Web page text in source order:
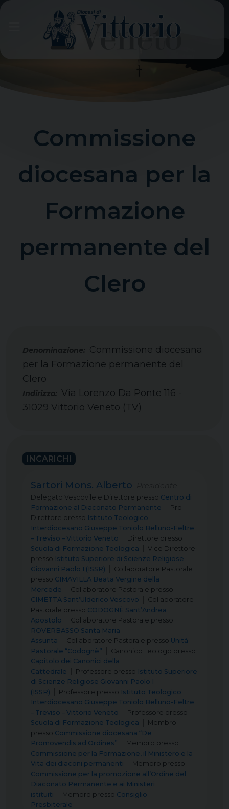
Commissione
diocesana per la
Formazione
permanente del
Clero
Commissione diocesana
per la Formazione permanente del
Clero
Indirizzo: Via Lorenzo Da Ponte 116 -
31029 Vittorio Veneto (TV)
INCARICHI
Sartori Mons. Alberto
Delegato Vescovile e Direttore presso Centro di
Formazione al Diaconato Permanente
Pro
Direttore presso Istituto Teologico
Interdiocesano Giuseppe Toniolo Belluno-Feltre
– Treviso – Vittorio Veneto
Direttore presso
Scuola di Formazione Teologica
Vice Direttore
presso Istituto Superiore di Scienze Religiose
Giovanni Paolo I (ISSR)
Collaboratore Pastorale
presso CIMAVILLA Beata Vergine della
Mercede
Collaboratore Pastorale presso
CIMETTA Sant’Ulderico Vescovo
Collaboratore
Pastorale presso CODOGNÈ Sant’Andrea
Apostolo
Collaboratore Pastorale presso
ROVERBASSO Santa Maria
Assunta
Collaboratore Pastorale presso Unità
Pastorale “Codognè”
Canonico Teologo presso
Capitolo dei Canonici della
Cattedrale
Professore presso Istituto Superiore
di Scienze Religiose Giovanni Paolo I
(ISSR)
Professore presso Istituto Teologico
Interdiocesano Giuseppe Toniolo Belluno-Feltre
– Treviso – Vittorio Veneto
Professore presso
Scuola di Formazione Teologica
Membro
presso Commissione diocesana “De
Promovendis ad Ordines”
Membro presso
Commissione per la Formazione, il Ministero e la
Vita dei diaconi permanenti
Membro presso
Commissione per la promozione all’Ordine del
Diaconato Permanente e ai Ministeri
istituiti
Membro presso Consiglio
Presbiterale